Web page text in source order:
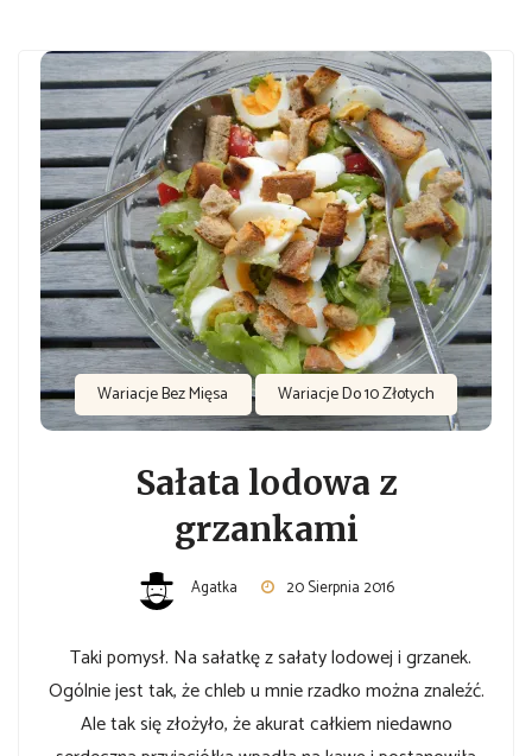
Wariacje Bez Mięsa Wariacje Do 10 Złotych
Sałata lodowa z
grzankami
Agatka 20 Sierpnia 2016
Taki pomysł. Na sałatkę z sałaty lodowej i grzanek.
Ogólnie jest tak, że chleb u mnie rzadko można znaleźć.
Ale tak się złożyło, że akurat całkiem niedawno